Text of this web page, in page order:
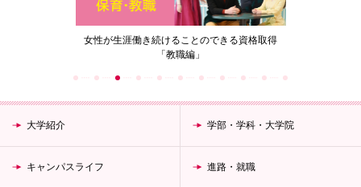
女性が生涯働き続けることのできる資格取得
「教職編」
大学紹介 学部・学科・大学院
キャンパスライフ 進路・就職